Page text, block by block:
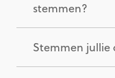
stemmen?
Stemmen jullie